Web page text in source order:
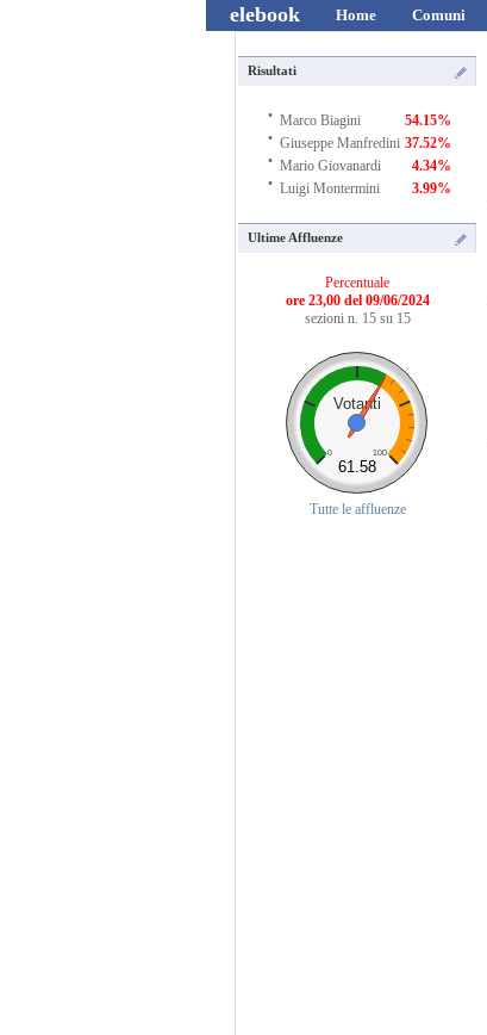
elebook Home Comuni
Risultati
· Marco Biagini 54.15%
· Giuseppe Manfredini 37.52%
· Mario Giovanardi 4.34%
· Luigi Montermini 3.99%
Ultime Affluenze
Percentuale
ore 23,00 del 09/06/2024
sezioni n. 15 su 15
Votanti
0 100
61.58
Tutte le affluenze